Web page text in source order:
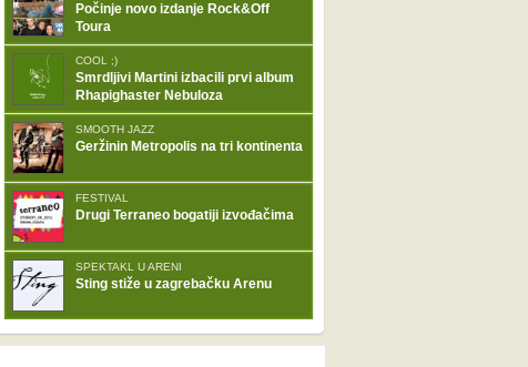
Počinje novo izdanje Rock&Off
Toura
COOL ;)
Smrdljivi Martini izbacili prvi album
Rhapighaster Nebuloza
SMOOTH JAZZ
Geržinin Metropolis na tri kontinenta
FESTIVAL
Drugi Terraneo bogatiji izvođačima
SPEKTAKL U ARENI
Sting stiže u zagrebačku Arenu